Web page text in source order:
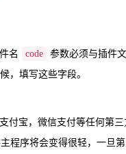
名
code
参数必须与插件
，填写这些字段。
付宝，微信支付等任何第
序将会变得很轻，一旦